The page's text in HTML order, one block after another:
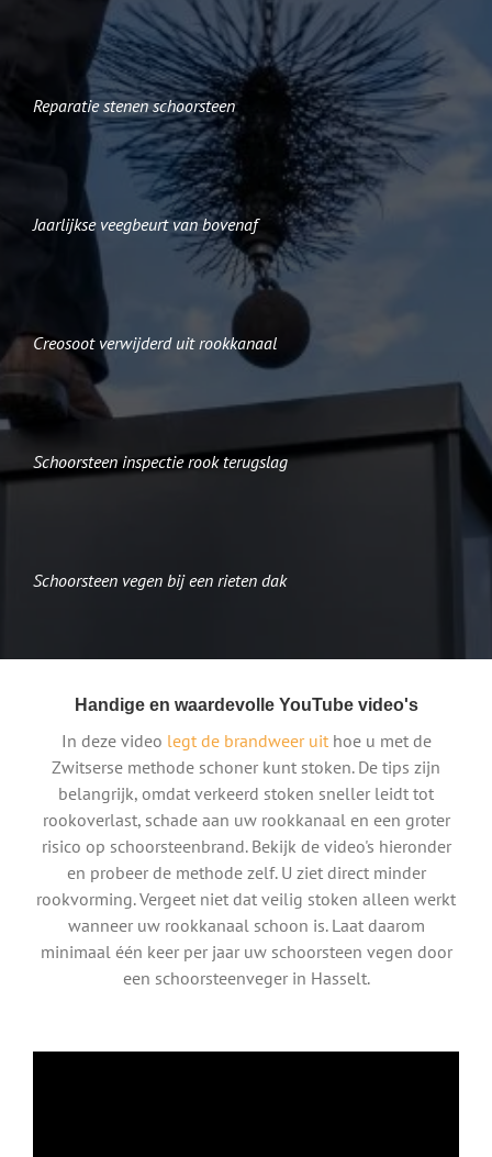
Reparatie stenen schoorsteen
Jaarlijkse veegbeurt van bovenaf
Creosoot verwijderd uit rookkanaal
Schoorsteen inspectie rook terugslag
Schoorsteen vegen bij een rieten dak
Handige en waardevolle YouTube video's
In deze video legt de brandweer uithoe u met de
Zwitserse methode schoner kunt stoken. De tips zijn
belangrijk, omdat verkeerd stoken sneller leidt tot
rookoverlast, schade aan uw rookkanaal en een groter
risico op schoorsteenbrand. Bekijk de video's hieronder
en probeer de methode zelf. U ziet direct minder
rookvorming. Vergeet niet dat veilig stoken alleen werkt
wanneer uw rookkanaal schoon is. Laat daarom
minimaal één keer per jaar uw schoorsteen vegen door
een schoorsteenveger in Hasselt.